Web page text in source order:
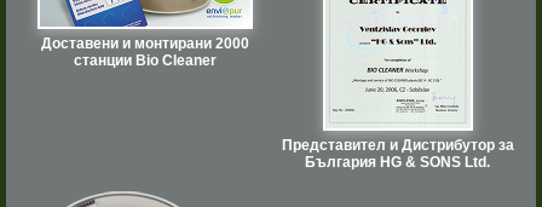
Доставени и монтирани 2000
станции Bio Cleaner
Представител и Дистрибутор за
България HG & SONS Ltd.